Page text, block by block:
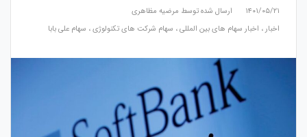
۱۴۰۱/۰۵/۲۱ ارسال شده توسط مرضیه مظاهری
اخبار ، اخبار سهام های بین المللی، سهام شرکت های تکنولوژی، سهام علی بابا